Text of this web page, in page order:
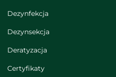
Dezynfekcja
Dezynsekcja
Deratyzacja
Certyfikaty